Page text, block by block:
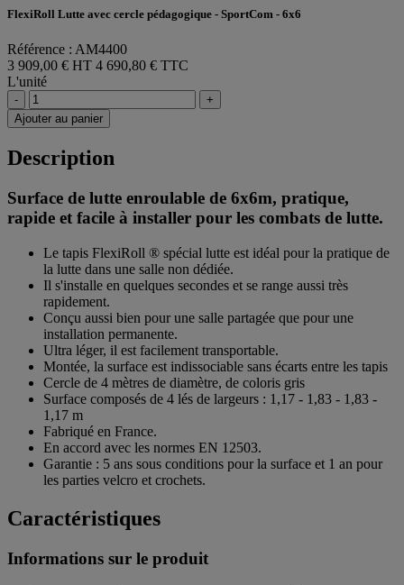
FlexiRoll Lutte avec cercle pédagogique - SportCom - 6x6
Référence : AM4400
3 909,00 € HT 4 690,80 € TTC
L'unité
-
+
Ajouter au panier
Description
Surface de lutte enroulable de 6x6m, pratique,
rapide et facile à installer pour les combats de lutte.
Le tapis FlexiRoll ® spécial lutte est idéal pour la pratique de
la lutte dans une salle non dédiée.
Il s'installe en quelques secondes et se range aussi très
rapidement.
Conçu aussi bien pour une salle partagée que pour une
installation permanente.
Ultra léger, il est facilement transportable.
Montée, la surface est indissociable sans écarts entre les tapis
Cercle de 4 mètres de diamètre, de coloris gris
Surface composés de 4 lés de largeurs : 1,17 - 1,83 - 1,83 -
1,17 m
Fabriqué en France.
En accord avec les normes EN 12503.
Garantie : 5 ans sous conditions pour la surface et 1 an pour
les parties velcro et crochets.
Caractéristiques
Informations sur le produit